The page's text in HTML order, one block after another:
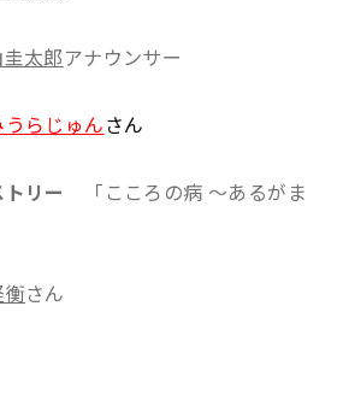
太郎アナウンサー
うらじゅんさん
トリー
「こころの病 ～あるがま
衡さん